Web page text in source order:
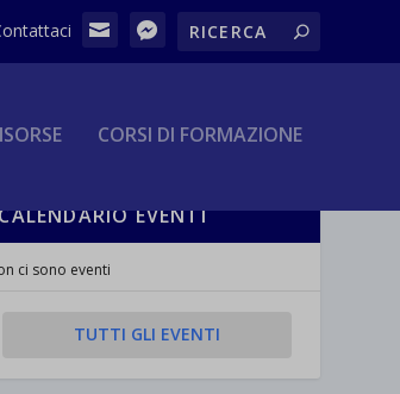
CORSI DI FORMAZIONE
EVENTI
ci sono eventi
TUTTI GLI EVENTI